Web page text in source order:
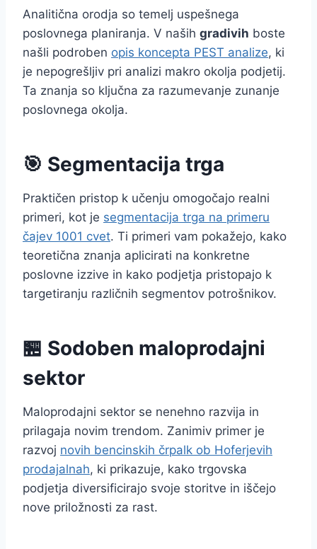
Analitična orodja so temelj uspešnega
poslovnega planiranja. V naših gradivih boste
našli podroben opis koncepta PEST analize, ki
je nepogrešljiv pri analizi makro okolja podjetij.
Ta znanja so ključna za razumevanje zunanje
poslovnega okolja.
🎯 Segmentacija trga
Praktičen pristop k učenju omogočajo realni
primeri, kot je segmentacija trga na primeru
čajev 1001 cvet. Ti primeri vam pokažejo, kako
teoretična znanja aplicirati na konkretne
poslovne izzive in kako podjetja pristopajo k
targetiranju različnih segmentov potrošnikov.
🏪 Sodoben maloprodajni
sektor
Maloprodajni sektor se nenehno razvija in
prilagaja novim trendom. Zanimiv primer je
razvoj novih bencinskih črpalk ob Hoferjevih
prodajalnah, ki prikazuje, kako trgovska
podjetja diversificirajo svoje storitve in iščejo
nove priložnosti za rast.